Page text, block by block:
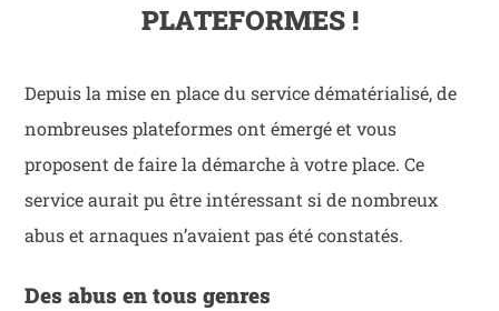
PLATEFORMES !
Depuis la mise en place du service dématérialisé, de
nombreuses plateformes ont émergé et vous
proposent de faire la démarche à votre place. Ce
service aurait pu être intéressant si de nombreux
abus et arnaques n’avaient pas été constatés.
Des abus en tous genres